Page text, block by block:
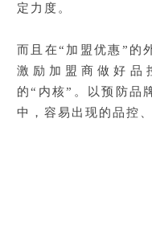
定力度。
而且在“加盟优惠”的
激励加盟商做好品
的“内核”。以预防品
中，容易出现的品控